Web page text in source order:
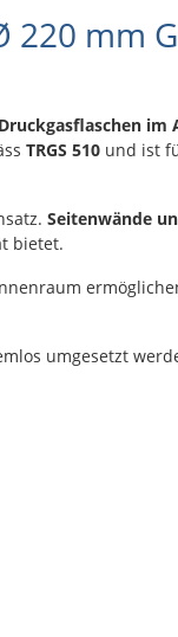
mm
im
TRGS 510 und ist
Seitenwände
bietet.
umgesetzt